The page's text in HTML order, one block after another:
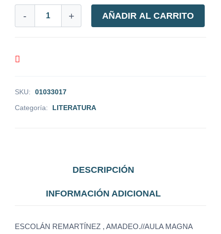
- + AÑADIR AL CARRITO
SKU:
01033017
Categoría:
LITERATURA
DESCRIPCIÓN
INFORMACIÓN ADICIONAL
ESCOLÁN REMARTÍNEZ , AMADEO.//AULA MAGNA